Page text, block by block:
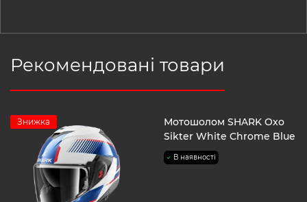
Рекомендовані товари
Знижка
Мотошолом SHARK Oxo
Sikter White Chrome Blue
В наявності